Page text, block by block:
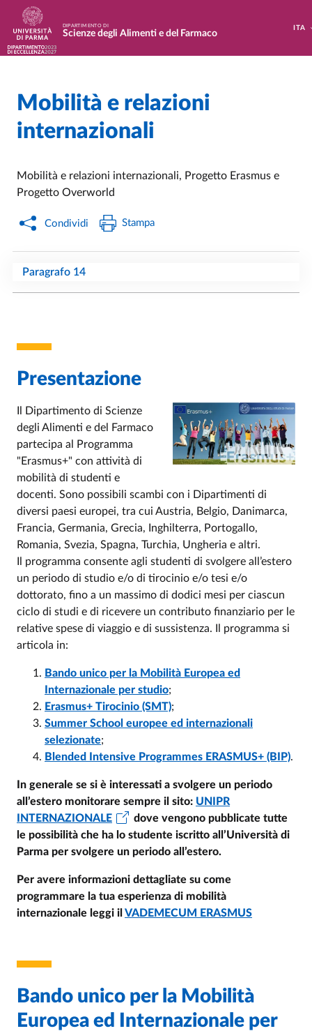
Salta al contenuto principale
Skip to footer
DIPARTIMENTO DI
Scienze degli Alimenti e del Farmaco
ITA
Home /
Mobilità e relazioni
internazionali
Mobilità e relazioni internazionali, Progetto Erasmus e
Progetto Overworld
Condividi Stampa
Paragrafo 14
Presentazione
Il Dipartimento di Scienze
degli Alimenti e del Farmaco
partecipa al Programma
"Erasmus+" con attività di
mobilità di studenti e
docenti. Sono possibili scambi con i Dipartimenti di
diversi paesi europei, tra cui Austria, Belgio, Danimarca,
Francia, Germania, Grecia, Inghilterra, Portogallo,
Romania, Svezia, Spagna, Turchia, Ungheria e altri.
Il programma consente agli studenti di svolgere all’estero
un periodo di studio e/o di tirocinio e/o tesi e/o
dottorato, fino a un massimo di dodici mesi per ciascun
ciclo di studi e di ricevere un contributo finanziario per le
relative spese di viaggio e di sussistenza. Il programma si
articola in:
Bando unico per la Mobilità Europea ed
Internazionale per studio;
Erasmus+ Tirocinio (SMT);
Summer School europee ed internazionali
selezionate;
Blended Intensive Programmes ERASMUS+ (BIP).
In generale se si è interessati a svolgere un periodo
all’estero monitorare sempre il sito: UNIPR
INTERNAZIONALE
dove vengono pubblicate tutte
le possibilità che ha lo studente iscritto all’Università di
Parma per svolgere un periodo all’estero.
Per avere informazioni dettagliate su come
programmare la tua esperienza di mobilità
internazionale leggi il VADEMECUM ERASMUS
Bando unico per la Mobilità
Europea ed Internazionale per